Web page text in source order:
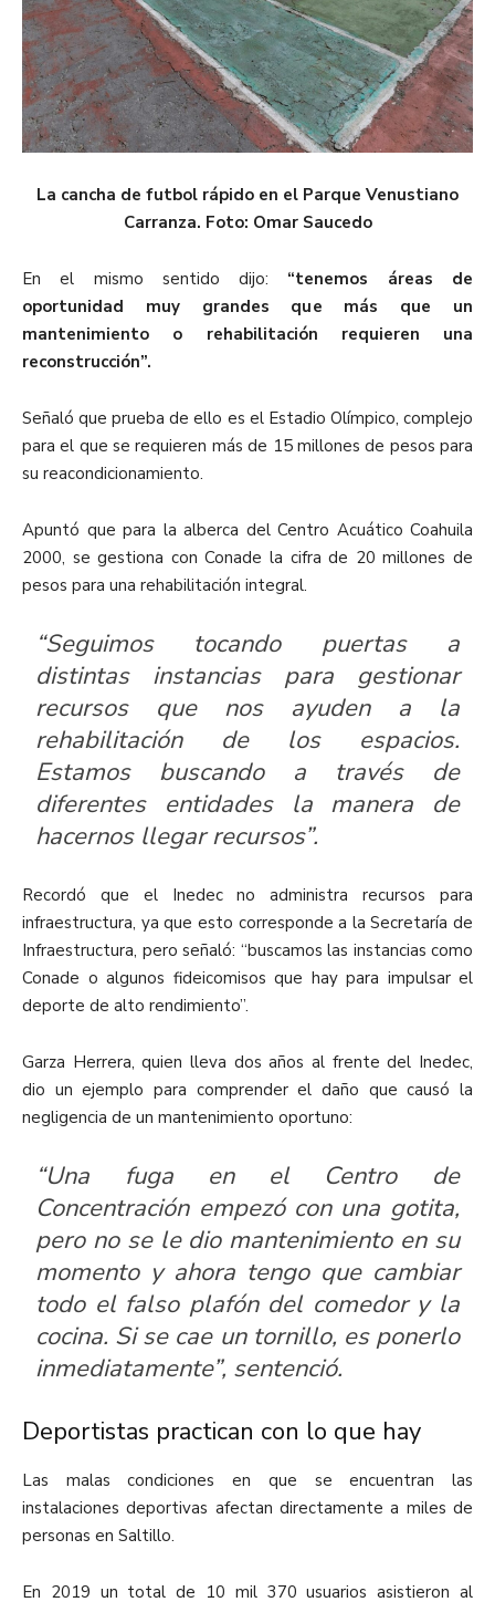
La cancha de futbol rápido en el Parque Venustiano
Carranza. Foto: Omar Saucedo
En el mismo sentido dijo: “tenemos áreas de
oportunidad muy grandes que más que un
mantenimiento o rehabilitación requieren una
reconstrucción”.
Señaló que prueba de ello es el Estadio Olímpico, complejo
para el que se requieren más de 15 millones de pesos para
su reacondicionamiento.
Apuntó que para la alberca del Centro Acuático Coahuila
2000, se gestiona con Conade la cifra de 20 millones de
pesos para una rehabilitación integral.
“Seguimos tocando puertas a
distintas instancias para gestionar
recursos que nos ayuden a la
rehabilitación de los espacios.
Estamos buscando a través de
diferentes entidades la manera de
hacernos llegar recursos”.
Recordó que el Inedec no administra recursos para
infraestructura, ya que esto corresponde a la Secretaría de
Infraestructura, pero señaló: “buscamos las instancias como
Conade o algunos fideicomisos que hay para impulsar el
deporte de alto rendimiento”.
Garza Herrera, quien lleva dos años al frente del Inedec,
dio un ejemplo para comprender el daño que causó la
negligencia de un mantenimiento oportuno:
“Una fuga en el Centro de
Concentración empezó con una gotita,
pero no se le dio mantenimiento en su
momento y ahora tengo que cambiar
todo el falso plafón del comedor y la
cocina. Si se cae un tornillo, es ponerlo
inmediatamente”, sentenció.
Deportistas practican con lo que hay
Las malas condiciones en que se encuentran las
instalaciones deportivas afectan directamente a miles de
personas en Saltillo.
En 2019 un total de 10 mil 370 usuarios asistieron al